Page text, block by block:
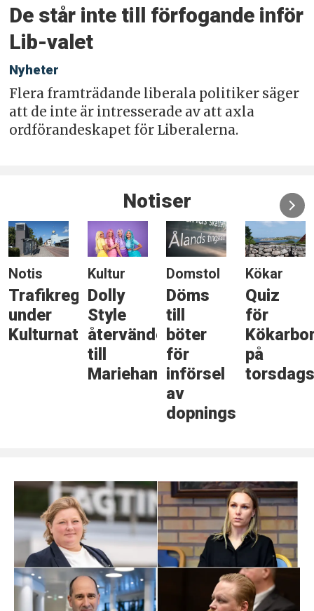
De står inte till förfogande inför
Lib-valet
Nyheter
Flera framträdande liberala politiker säger
att de inte är intresserade av att axla
ordförandeskapet för Liberalerna.
Notiser
Notis
Trafikreglering
under
Kulturnatten
Kultur
Dolly
Style
återvänder
till
Mariehamn
Domstol
Döms
till
böter
för
införsel
av
dopningsmedel
Kökar
Quiz
för
på